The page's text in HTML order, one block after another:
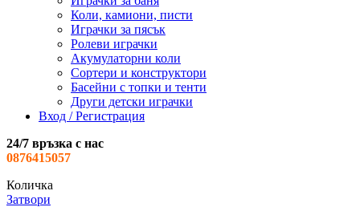
Коли, камиони, писти
Играчки за пясък
Ролеви играчки
Акумулаторни коли
Сортери и конструктори
Басейни с топки и тенти
Други детски играчки
Вход / Регистрация
24/7 връзка с нас
0876415057
Количка
Затвори